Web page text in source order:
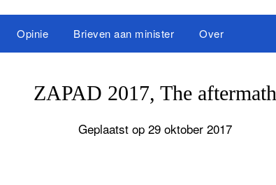
Opinie Brieven aan minister Over
ZAPAD 2017, The aftermath
Geplaatst op 29 oktober 2017